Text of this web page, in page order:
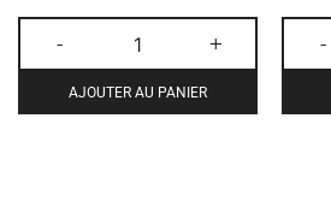
- +
AJOUTER AU PANIER
-